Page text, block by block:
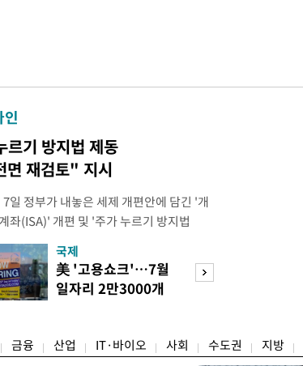
기 방지법 제동
재검토" 지시
일 정부가 내놓은 세제 개편안에 담긴 '개
좌(ISA)' 개편 및 '주가 누르기 방지법
할 것을 지시했다. 이 대통령은 이날 참모
회의에서 ISA 개편 방안 및 주가 누르기 방
자자들의 반발 등에 대한 내용을 보고 받
이 대통령은 ISA 개편안과
국제
美 '고용쇼크'…7월
일자리 2만3000개
금융 산업 IT·바이오 사회 수도권 지방